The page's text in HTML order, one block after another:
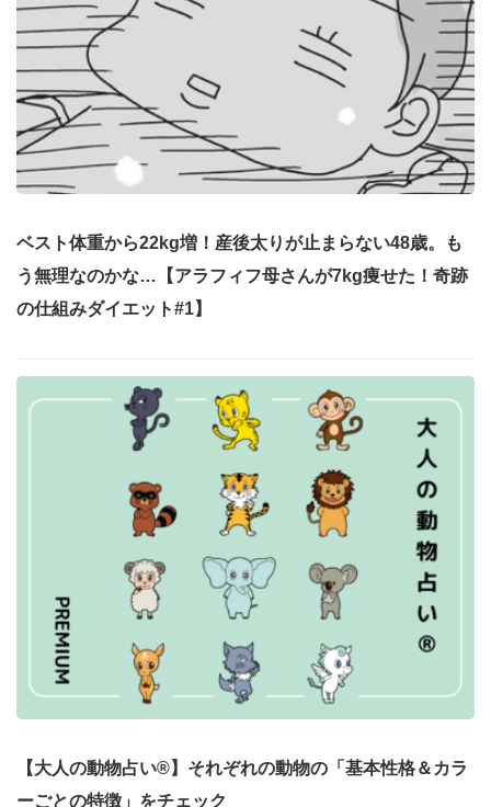
ベスト体重から22kg増！産後太りが止まらない48歳。も
う無理なのかな…【アラフィフ母さんが7kg痩せた！奇跡
の仕組みダイエット#1】
【大人の動物占い®】それぞれの動物の「基本性格＆カラ
ーごとの特徴」をチェック